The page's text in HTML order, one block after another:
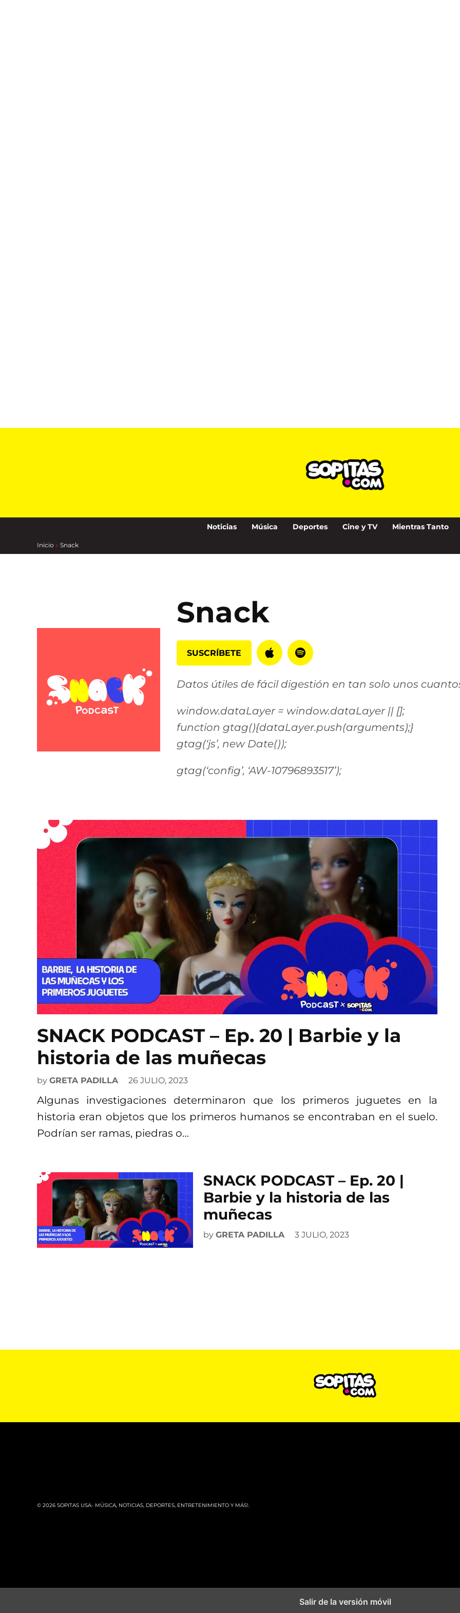
Noticias Música Deportes Cine y TV Mientras Tanto
Inicio » Snack
Snack
SUSCRÍBETE
Apple
Podcasts
Spotify
Datos útiles de fácil digestión en tan solo unos
window.dataLayer = window.dataLayer || [];
function gtag(){dataLayer.push(arguments);}
gtag(‘js’, new Date());
gtag(‘config’, ‘AW-10796893517’);
SNACK PODCAST – Ep. 20 | Barbie y la
historia de las muñecas
by GRETA PADILLA 26 JULIO, 2023
Algunas investigaciones determinaron que los primeros juguetes en la
historia eran objetos que los primeros humanos se encontraban en el suelo.
Podrían ser ramas, piedras o…
SNACK PODCAST – Ep. 20 |
Barbie y la historia de las
muñecas
by GRETA PADILLA 3 JULIO, 2023
© 2026 SOPITAS USA- MÚSICA, NOTICIAS, DEPORTES, ENTRETENIMIENTO Y MÁS!.
Salir de la versión móvil